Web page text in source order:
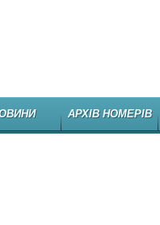
АРХІВ НОМЕРІВ